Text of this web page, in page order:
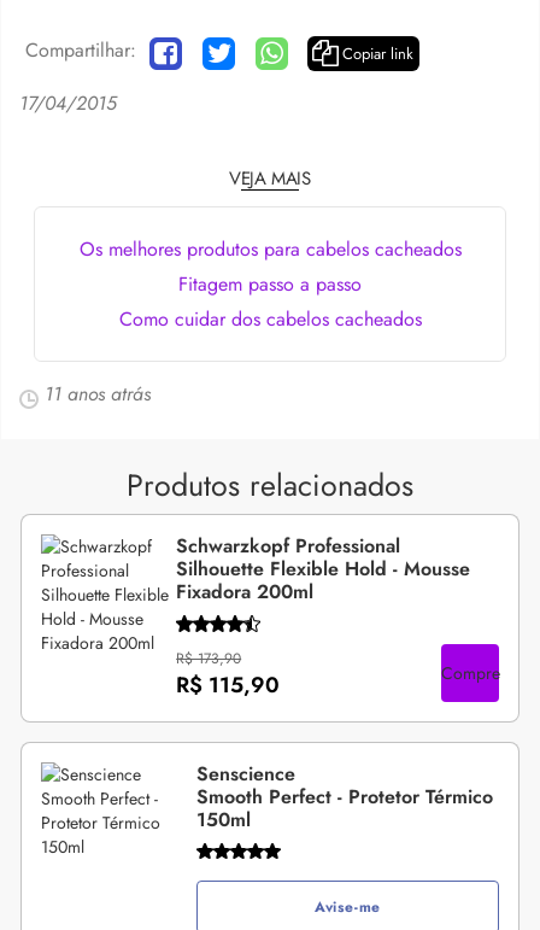
Compartilhar: Copiar link
17/04/2015
VEJA MAIS
Os melhores produtos para cabelos cacheados
Fitagem passo a passo
Como cuidar dos cabelos cacheados
11 anos atrás
Produtos relacionados
Schwarzkopf Professional
Silhouette Flexible Hold - Mousse
Fixadora 200ml
R$ 173,90
R$ 115,90 Compre
Senscience
Smooth Perfect - Protetor Térmico
150ml
Avise-me